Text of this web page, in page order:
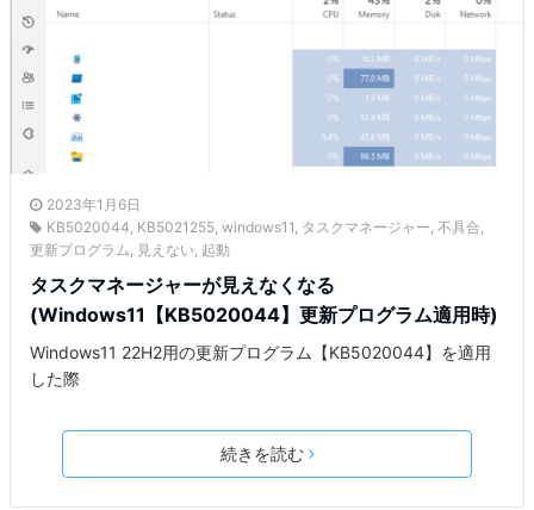
2023年1月6日
KB5020044, KB5021255, windows11, タスクマネージャー, 不具合,
更新プログラム, 見えない, 起動
タスクマネージャーが見えなくなる
(Windows11【KB5020044】更新プログラム適用時)
Windows11 22H2用の更新プログラム【KB5020044】を適用
した際
続きを読む